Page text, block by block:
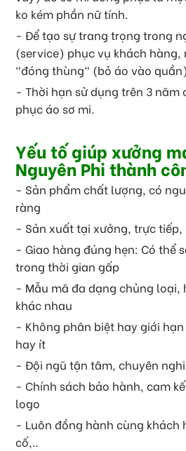
ko kém phần nữ tính.
- Để tạo sự trang trọng trong
(service) phục vụ khách hàng,
"đóng thùng" (bỏ áo vào
- Thời hạn sử dụng trên 3 năm
phục áo sơ mi.
Yếu tố giúp xưởng
Nguyên Phi thành
- Sản phẩm chất lượng, có
ràng
- Sản xuất tại xưởng, trực
- Giao hàng đúng hẹn: Có thể
trong thời gian gấp
- Mẫu mã đa dạng chủng loại,
khác nhau
- Không phân biệt hay giới
hay ít
- Đội ngũ tận tâm, chuyên
- Chính sách bảo hành, cam
logo
- Luôn đồng hành cùng khách
cố,..